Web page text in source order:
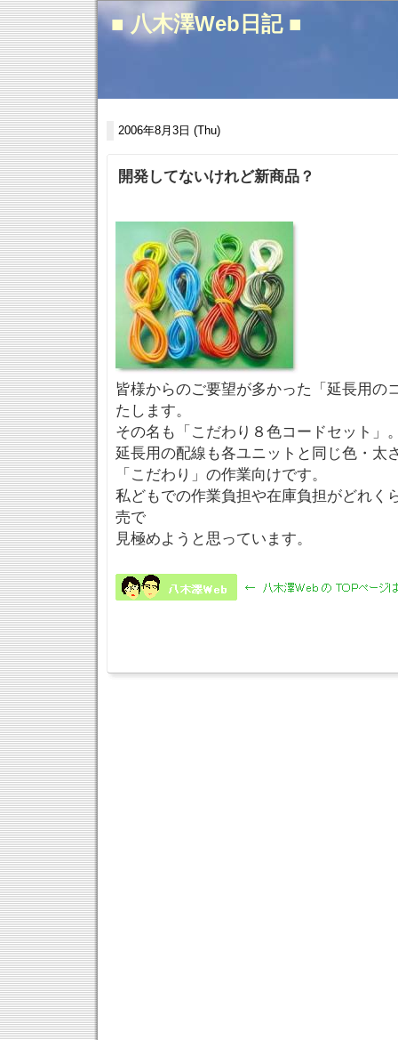
■ 八木澤Web日記 ■
2006年8月3日 (Thu)
開発してないけれど新商品？
皆様からのご要望が多かった「延長用の
たします。
その名も「こだわり８色コードセット」
延長用の配線も各ユニットと同じ色・太
「こだわり」の作業向けです。
私どもでの作業負担や在庫負担がどれく
売で
見極めようと思っています。